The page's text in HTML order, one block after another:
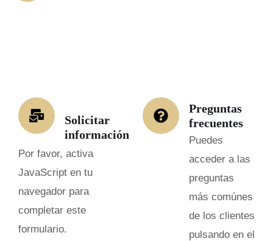
Solicitar
información
Por favor, activa
JavaScript en tu
navegador para
completar este
formulario.
Preguntas
frecuentes
Puedes
acceder a las
preguntas
más comúnes
de los clientes
pulsando en el